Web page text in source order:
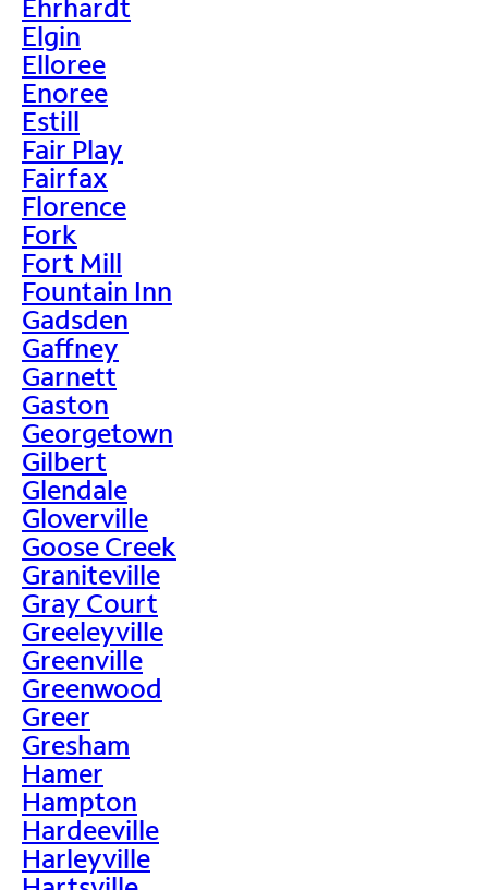
Ehrhardt
Elgin
Elloree
Enoree
Estill
Fair Play
Fairfax
Florence
Fork
Fort Mill
Fountain Inn
Gadsden
Gaffney
Garnett
Gaston
Georgetown
Gilbert
Glendale
Gloverville
Goose Creek
Graniteville
Gray Court
Greeleyville
Greenville
Greenwood
Greer
Gresham
Hamer
Hampton
Hardeeville
Harleyville